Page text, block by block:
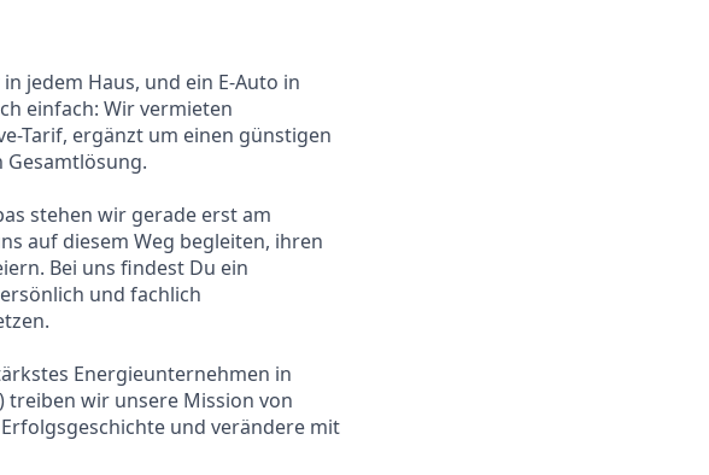
jedem Haus, und ein E-Auto in
einfach: Wir vermieten
Tarif, ergänzt um einen günstigen
stehen wir gerade erst am
auf diesem Weg begleiten, ihren
Bei uns findest Du ein
und fachlich
Energieunternehmen in
treiben wir unsere Mission von
und verändere mit